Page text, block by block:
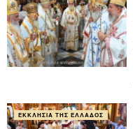
ΕΚΚΛΗΣΊΑ ΤΗΣ ΕΛΛΆΔΟΣ